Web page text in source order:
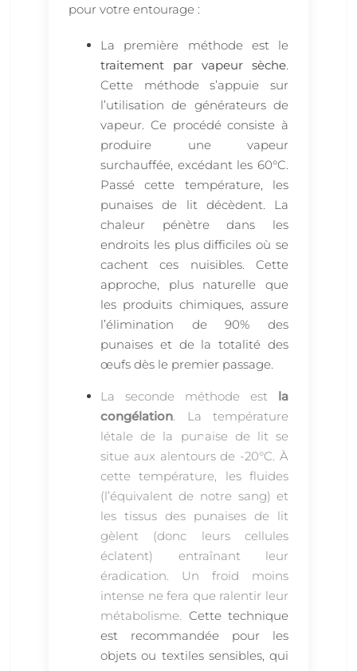
pour votre entourage :
La première méthode est le
traitement par vapeur sèche.
Cette méthode s’appuie sur
l’utilisation de générateurs de
vapeur. Ce procédé consiste à
produire une vapeur
surchauffée, excédant les 60°C.
Passé cette température, les
punaises de lit décèdent. La
chaleur pénètre dans les
endroits les plus difficiles où se
cachent ces nuisibles. Cette
approche, plus naturelle que
les produits chimiques, assure
l’élimination de 90% des
punaises et de la totalité des
œufs dès le premier passage.
La seconde méthode est la
congélation. La température
létale de la punaise de lit se
situe aux alentours de -20°C. À
cette température, les fluides
(l’équivalent de notre sang) et
les tissus des punaises de lit
gèlent (donc leurs cellules
éclatent) entraînant leur
éradication. Un froid moins
intense ne fera que ralentir leur
métabolisme. Cette technique
est recommandée pour les
objets ou textiles sensibles, qui